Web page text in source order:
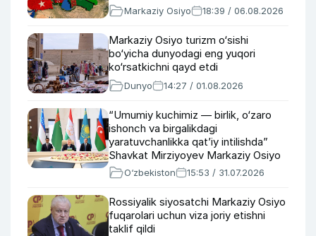
Markaziy Osiyo 18:39 / 06.08.2026
Markaziy Osiyo turizm o‘sishi
bo‘yicha dunyodagi eng yuqori
ko‘rsatkichni qayd etdi
Dunyo 14:27 / 01.08.2026
“Umumiy kuchimiz — birlik, o‘zaro
ishonch va birgalikdagi
yaratuvchanlikka qatʼiy intilishda”
Shavkat Mirziyoyev Markaziy Osiyo
va Ozarbayjon haqida
O‘zbekiston 15:53 / 31.07.2026
Rossiyalik siyosatchi Markaziy Osiyo
fuqarolari uchun viza joriy etishni
taklif qildi